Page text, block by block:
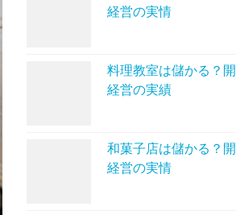
経営の実情
料理教室は儲かる？
経営の実績
和菓子店は儲かる？
経営の実情